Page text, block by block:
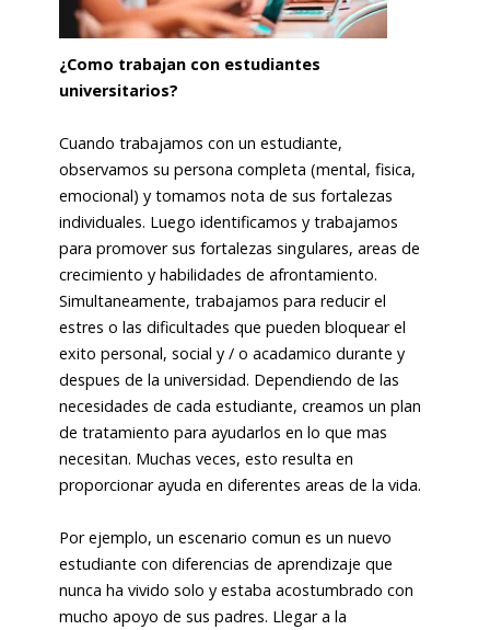
¿Como trabajan con estudiantes
universitarios?
Cuando trabajamos con un estudiante,
observamos su persona completa (mental, fisica,
emocional) y tomamos nota de sus fortalezas
individuales. Luego identificamos y trabajamos
para promover sus fortalezas singulares, areas de
crecimiento y habilidades de afrontamiento.
Simultaneamente, trabajamos para reducir el
estres o las dificultades que pueden bloquear el
exito personal, social y / o acadamico durante y
despues de la universidad. Dependiendo de las
necesidades de cada estudiante, creamos un plan
de tratamiento para ayudarlos en lo que mas
necesitan. Muchas veces, esto resulta en
proporcionar ayuda en diferentes areas de la vida.
Por ejemplo, un escenario comun es un nuevo
estudiante con diferencias de aprendizaje que
nunca ha vivido solo y estaba acostumbrado con
mucho apoyo de sus padres. Llegar a la